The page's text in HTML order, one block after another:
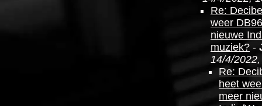
Re:
weer
nieuwe
muziek? -
14/4/
Re:
heet
meer